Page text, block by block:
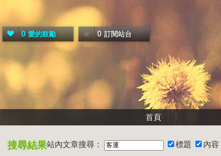
0 愛的鼓勵 0 訂閱站台
首頁
搜尋結果站內文章搜尋： 標題
內容